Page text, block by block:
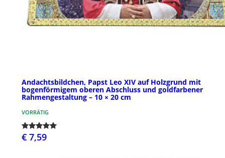
Andachtsbildchen, Papst Leo XIV auf Holzgrund mit
bogenförmigem oberen Abschluss und goldfarbener
Rahmengestaltung – 10 × 20 cm
VORRÄTIG
€ 7,59